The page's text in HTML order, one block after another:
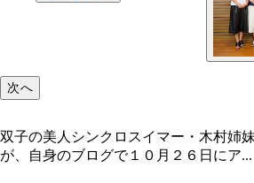
次へ
双子の美人シンクロスイマー・木村姉
が、自身のブログで１０月２６日にア...